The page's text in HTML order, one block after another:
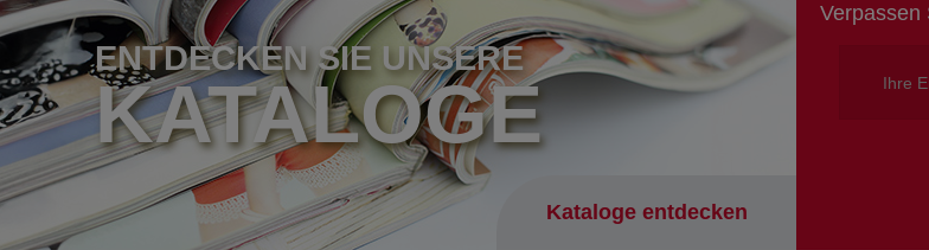
ENTDECKEN SIE UNSERE
KATALOGE
Kataloge entdecken
Verpassen